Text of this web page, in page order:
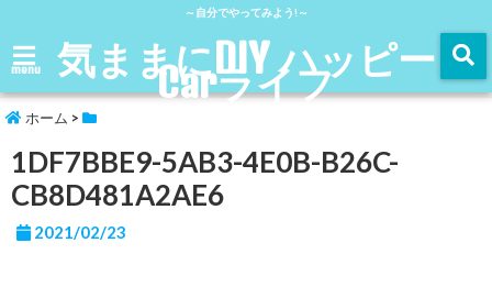
～自分でやってみよう!～
menu 気ままにDIY ハッピー
Carライフ
ホーム >
1DF7BBE9-5AB3-4E0B-B26C-
CB8D481A2AE6
2021/02/23